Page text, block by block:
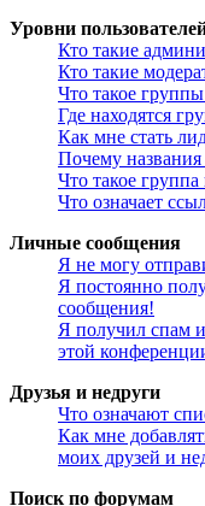
Уровни
Кто такие
Кто такие
Что такое
Где находятся
Как мне стать
Почему
Что такое
Что означает
Личные сообщения
Я не могу
Я постоянно
сообщения!
Я получил спам
этой
Друзья и недруги
Что означают
Как мне
моих друзей и
Поиск по форумам